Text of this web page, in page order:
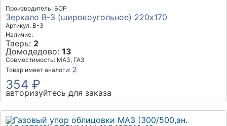
Производитель: БОР
Зеркало В-3 (широкоугольное) 220х170
Артикул: В-3
Наличие:
Тверь: 2
Домодедово: 13
Совместимость: МАЗ, ГАЗ
Товар имеет аналоги: 2
354 ₽
авторизуйтесь для заказа